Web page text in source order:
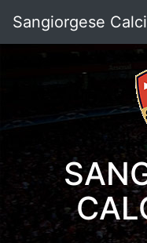
Sangiorgese